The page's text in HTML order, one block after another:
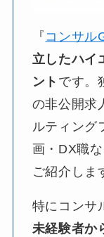
『 コンサル
立したハイ
ント です。​
の​非公開求
ルティング
画・DX職
ご紹介しま
特に​コンサ
未経験者か